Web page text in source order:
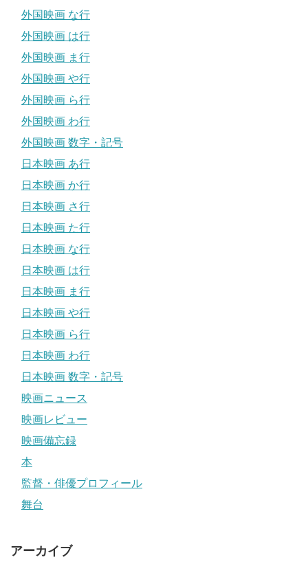
外国映画 な行
外国映画 は行
外国映画 ま行
外国映画 や行
外国映画 ら行
外国映画 わ行
外国映画 数字・記号
日本映画 あ行
日本映画 か行
日本映画 さ行
日本映画 た行
日本映画 な行
日本映画 は行
日本映画 ま行
日本映画 や行
日本映画 ら行
日本映画 わ行
日本映画 数字・記号
映画ニュース
映画レビュー
映画備忘録
本
監督・俳優プロフィール
舞台
アーカイブ